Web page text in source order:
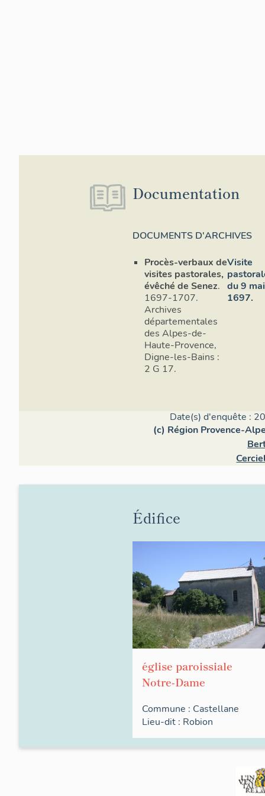
Documentation
DOCUMENTS D'ARCHIVES
Procès-verbaux de
visites pastorales,
évêché de Senez.
1697-1707.
Archives
départementales
des Alpes-de-
Haute-Provence,
Digne-les-Bains :
2 G 17.
Visite
du 9 mai
1697.
Date(s) d'enquête :
(c) Région Provence-
Édifice
église paroissiale
Notre-Dame
Commune : Castellane
Lieu-dit : Robion